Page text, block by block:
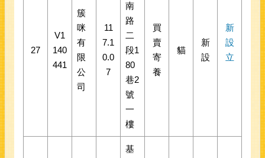
27
V1
140
441
簇
咪
有
限
公
司
11
7.1
0.0
7
南
路
二
段1
80
巷2
號
一
樓
買
賣
寄
養
貓
新
設
新
設
立
基